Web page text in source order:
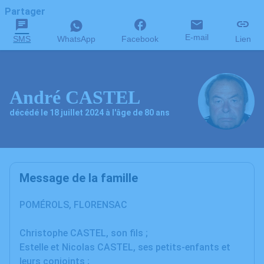
Partager
SMS WhatsApp Facebook E-mail Lien
André CASTEL
décédé le 18 juillet 2024 à l'âge de 80 ans
Message de la famille
POMÉROLS, FLORENSAC
Christophe CASTEL, son fils ;
Estelle et Nicolas CASTEL, ses petits-enfants et
leurs conjoints ;